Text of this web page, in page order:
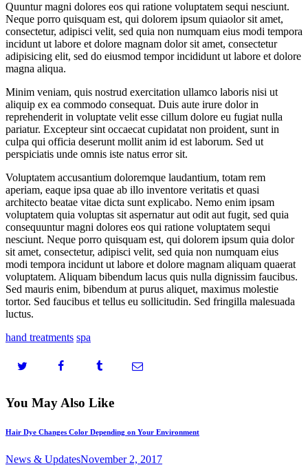
Quuntur magni dolores eos qui ratione voluptatem sequi nesciunt.
Neque porro quisquam est, qui dolorem ipsum quiaolor sit amet,
consectetur, adipisci velit, sed quia non numquam eius modi tempora
incidunt ut labore et dolore magnam dolor sit amet, consectetur
adipisicing elit, sed do eiusmod tempor incididunt ut labore et dolore
magna aliqua.
Minim veniam, quis nostrud exercitation ullamco laboris nisi ut
aliquip ex ea commodo consequat. Duis aute irure dolor in
reprehenderit in voluptate velit esse cillum dolore eu fugiat nulla
pariatur. Excepteur sint occaecat cupidatat non proident, sunt in
culpa qui officia deserunt mollit anim id est laborum. Sed ut
perspiciatis unde omnis iste natus error sit.
Voluptatem accusantium doloremque laudantium, totam rem
aperiam, eaque ipsa quae ab illo inventore veritatis et quasi
architecto beatae vitae dicta sunt explicabo. Nemo enim ipsam
voluptatem quia voluptas sit aspernatur aut odit aut fugit, sed quia
consequuntur magni dolores eos qui ratione voluptatem sequi
nesciunt. Neque porro quisquam est, qui dolorem ipsum quia dolor
sit amet, consectetur, adipisci velit, sed quia non numquam eius
modi tempora incidunt ut labore et dolore magnam aliquam quaerat
voluptatem. Aliquam bibendum lacus quis nulla dignissim faucibus.
Sed mauris enim, bibendum at purus aliquet, maximus molestie
tortor. Sed faucibus et tellus eu sollicitudin. Sed fringilla malesuada
luctus.
hand treatments spa
You May Also Like
Hair Dye Changes Color Depending on Your Environment
News & UpdatesNovember 2, 2017